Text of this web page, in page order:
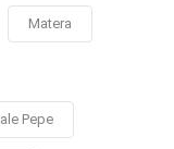
Matera
Pepe